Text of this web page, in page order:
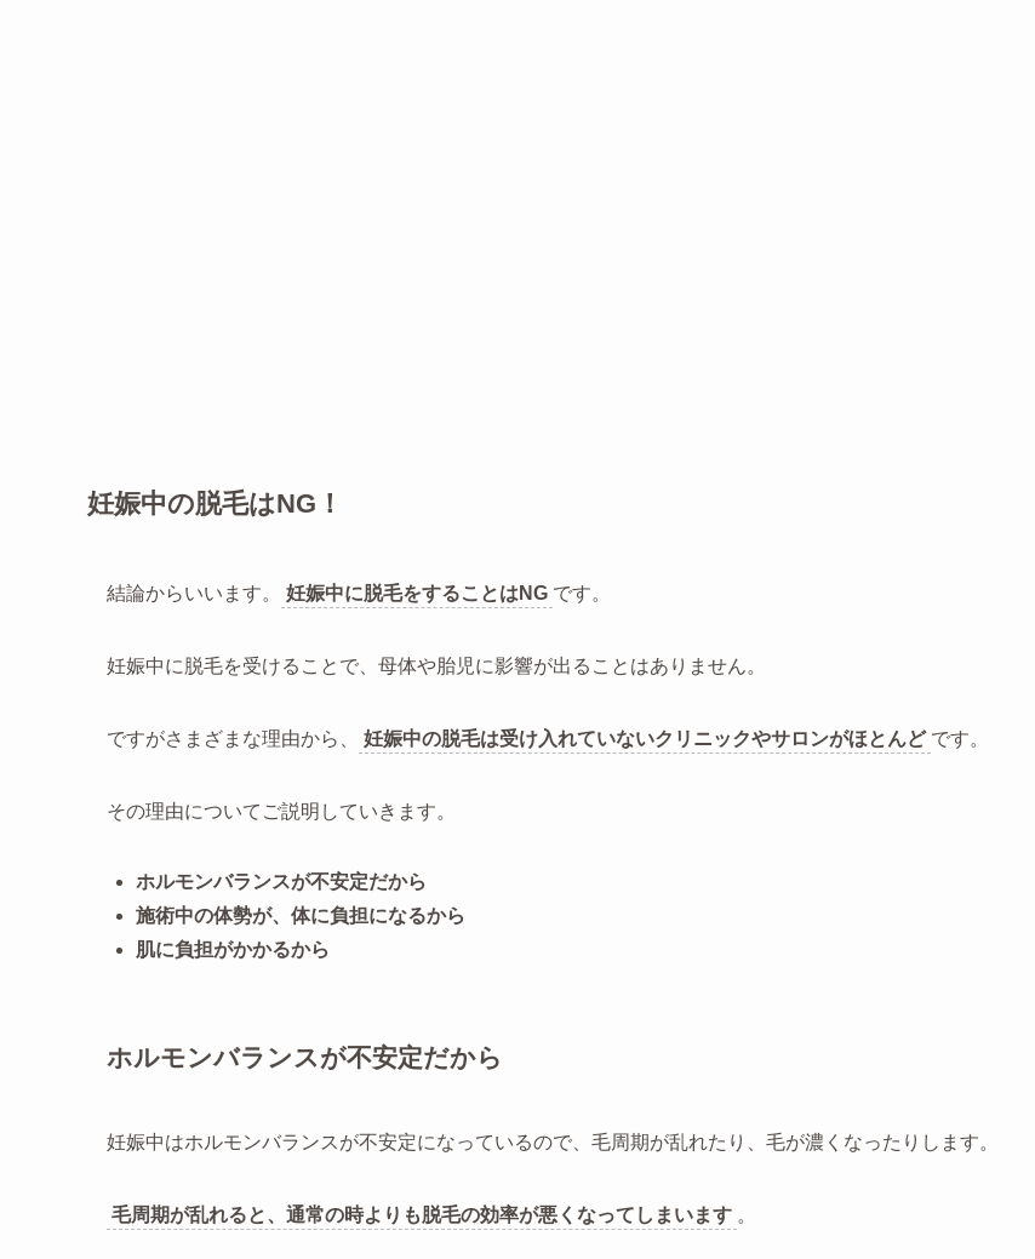
妊娠中の脱毛はNG！
結論からいいます。 妊娠中に脱毛をすることはNG です。
妊娠中に脱毛を受けることで、母体や胎児に影響が出ることはありません。
ですがさまざまな理由から、 妊娠中の脱毛は受け入れていないクリニックやサロンがほとんど です。
その理由についてご説明していきます。
ホルモンバランスが不安定だから
施術中の体勢が、体に負担になるから
肌に負担がかかるから
ホルモンバランスが不安定だから
妊娠中はホルモンバランスが不安定になっているので、毛周期が乱れたり、毛が濃くなったりします。
毛周期が乱れると、通常の時よりも脱毛の効率が悪くなってしまいます 。